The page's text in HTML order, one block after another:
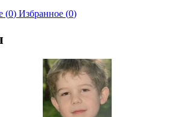
(0) Избранное (0)